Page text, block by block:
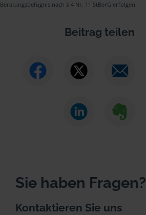
Beratungsbefugnis nach § 4 Nr. 11 StBerG erfolgen.
Beitrag teilen
Sie haben Fragen?
Kontaktieren Sie uns